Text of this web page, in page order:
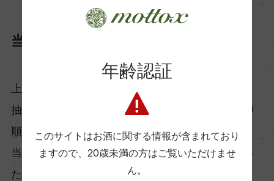
当選発表・賞品発送
上記の応募条件を満たした方の中から事務局にて
抽選の上、応募期間終了後、2025年11月上旬より
順次、「ワイン賞」に当選された方にメールにて
当選通知と配送先登録フォームをご連絡させてい
ただきます。
年齢認証
このサイトはお酒に関する情報が含まれており
ますので、 20歳未満の方はご覧いただけませ
ん。